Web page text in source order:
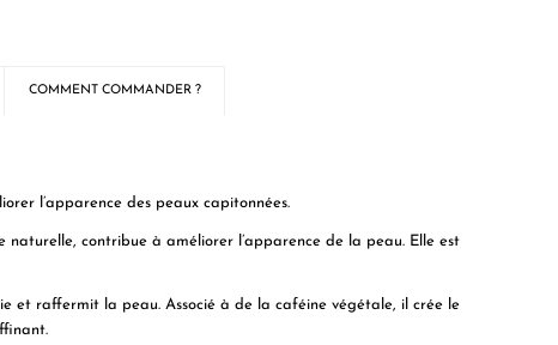
COMMENT COMMANDER ?
l’apparence des peaux capitonnées.
naturelle, contribue à améliorer l’apparence de la peau. Elle est
et raffermit la peau. Associé à de la caféine végétale, il crée le